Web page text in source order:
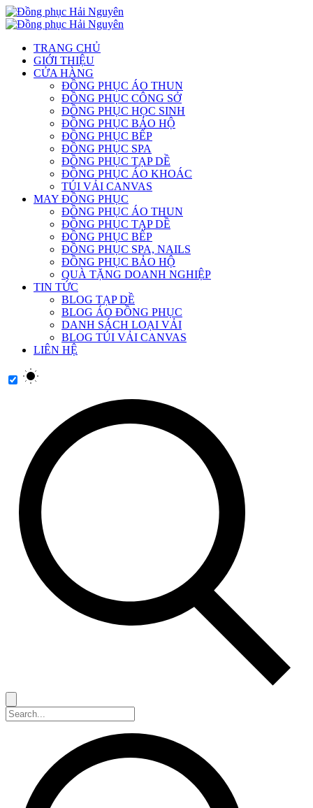
TRANG CHỦ
GIỚI THIỆU
CỬA HÀNG
ĐỒNG PHỤC ÁO THUN
ĐỒNG PHỤC CÔNG SỞ
ĐỒNG PHỤC HỌC SINH
ĐỒNG PHỤC BẢO HỘ
ĐỒNG PHỤC BẾP
ĐỒNG PHỤC SPA
ĐỒNG PHỤC TẠP DỀ
ĐỒNG PHỤC ÁO KHOÁC
TÚI VẢI CANVAS
MAY ĐỒNG PHỤC
ĐỒNG PHỤC ÁO THUN
ĐỒNG PHỤC TẠP DỀ
ĐỒNG PHỤC BẾP
ĐỒNG PHỤC SPA, NAILS
ĐỒNG PHỤC BẢO HỘ
QUÀ TẶNG DOANH NGHIỆP
TIN TỨC
BLOG TẠP DỀ
BLOG ÁO ĐỒNG PHỤC
DANH SÁCH LOẠI VẢI
BLOG TÚI VẢI CANVAS
LIÊN HỆ